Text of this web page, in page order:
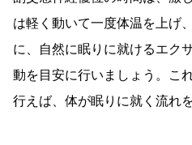
は軽く動いて一度体温を上げ
に、自然に眠りに就けるエク
動を目安に行いましょう。こ
行えば、体が眠りに就く流れ